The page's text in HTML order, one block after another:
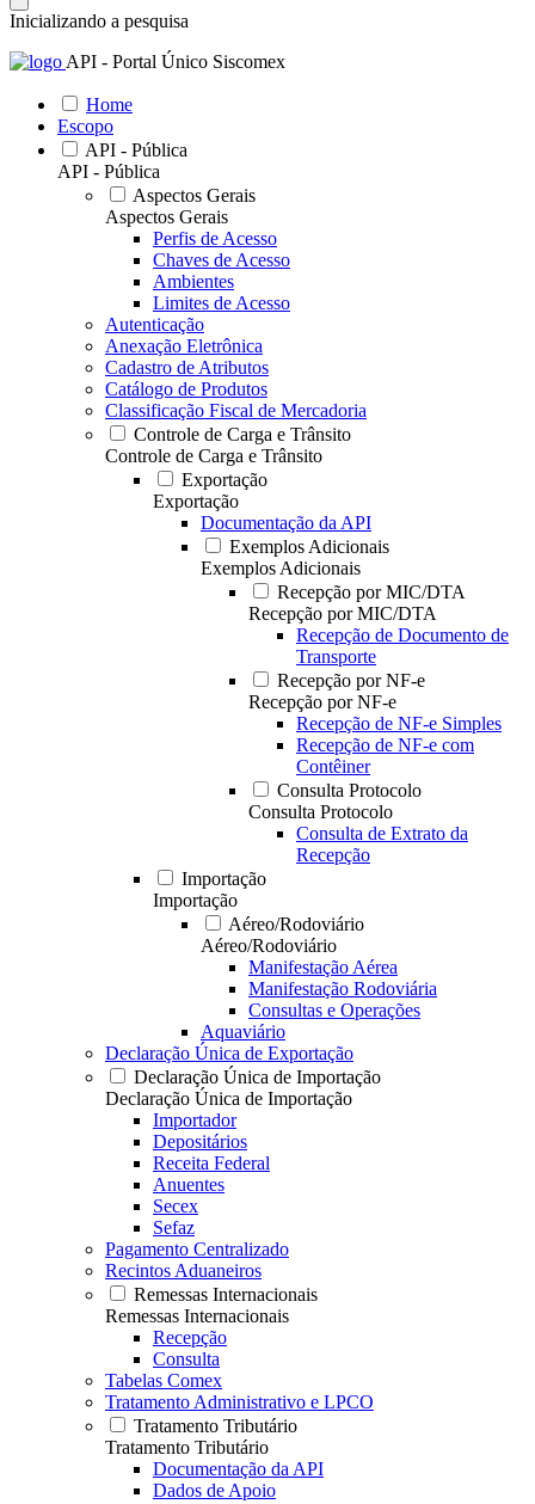
Inicializando a pesquisa
API - Portal Único Siscomex
Home
Escopo
API - Pública
API - Pública
Aspectos Gerais
Aspectos Gerais
Perfis de Acesso
Chaves de Acesso
Ambientes
Limites de Acesso
Autenticação
Anexação Eletrônica
Cadastro de Atributos
Catálogo de Produtos
Classificação Fiscal de Mercadoria
Controle de Carga e Trânsito
Controle de Carga e Trânsito
Exportação
Exportação
Documentação da API
Exemplos Adicionais
Exemplos Adicionais
Recepção por MIC/DTA
Recepção por MIC/DTA
Recepção de Documento de
Transporte
Recepção por NF-e
Recepção por NF-e
Recepção de NF-e Simples
Recepção de NF-e com
Contêiner
Consulta Protocolo
Consulta Protocolo
Consulta de Extrato da
Recepção
Importação
Importação
Aéreo/Rodoviário
Aéreo/Rodoviário
Manifestação Aérea
Manifestação Rodoviária
Consultas e Operações
Aquaviário
Declaração Única de Exportação
Declaração Única de Importação
Declaração Única de Importação
Importador
Depositários
Receita Federal
Anuentes
Secex
Sefaz
Pagamento Centralizado
Recintos Aduaneiros
Remessas Internacionais
Remessas Internacionais
Recepção
Consulta
Tabelas Comex
Tratamento Administrativo e LPCO
Tratamento Tributário
Tratamento Tributário
Documentação da API
Dados de Apoio